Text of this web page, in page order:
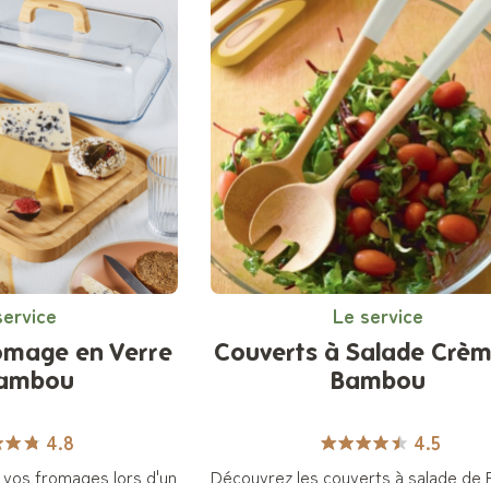
en Verre
4.8
fromages lors d'un
Le service
Couverts à Salade
Bambou
4.5
Découvrez les couverts à salade de